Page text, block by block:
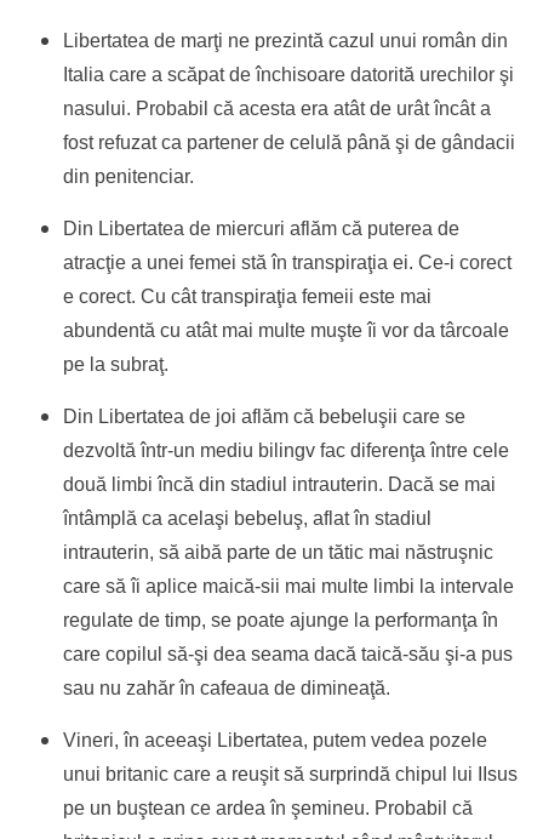
Libertatea de marţi ne prezintă cazul unui român din
Italia care a scăpat de închisoare datorită urechilor şi
nasului. Probabil că acesta era atât de urât încât a
fost refuzat ca partener de celulă până şi de gândacii
din penitenciar.
Din Libertatea de miercuri aflăm că puterea de
atracţie a unei femei stă în transpiraţia ei. Ce-i corect
e corect. Cu cât transpiraţia femeii este mai
abundentă cu atât mai multe muşte îi vor da târcoale
pe la subraţ.
Din Libertatea de joi aflăm că bebeluşii care se
dezvoltă într-un mediu bilingv fac diferenţa între cele
două limbi încă din stadiul intrauterin. Dacă se mai
întâmplă ca acelaşi bebeluş, aflat în stadiul
intrauterin, să aibă parte de un tătic mai năstruşnic
care să îi aplice maică-sii mai multe limbi la intervale
regulate de timp, se poate ajunge la performanţa în
care copilul să-şi dea seama dacă taică-său şi-a pus
sau nu zahăr în cafeaua de dimineaţă.
Vineri, în aceeaşi Libertatea, putem vedea pozele
unui britanic care a reuşit să surprindă chipul lui IIsus
pe un buştean ce ardea în şemineu. Probabil că